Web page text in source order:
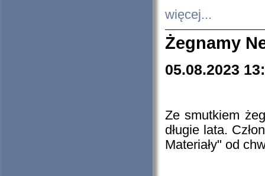
więcej...
Żegnamy
05.08.2023
Ze smutkiem
długie lata.
Materiały" od